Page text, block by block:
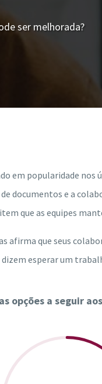
ser melhorada?
em popularidade nos
documentos e a
que as equipes
afirma que seus
esperar um
opções a seguir